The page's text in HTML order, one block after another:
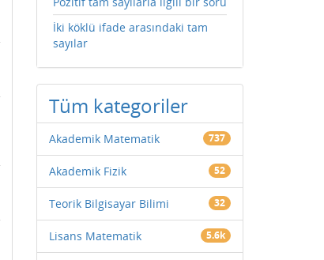
İki köklü ifade arasındaki tam
sayılar
Tüm kategoriler
Akademik Matematik 737
Akademik Fizik 52
Teorik Bilgisayar Bilimi 32
Lisans Matematik 5.6k